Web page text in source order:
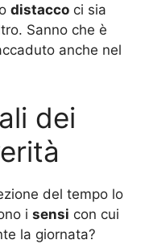
distacco ci sia
Sanno che è
anche nel
dei
del tempo lo
i sensi con cui
la giornata?